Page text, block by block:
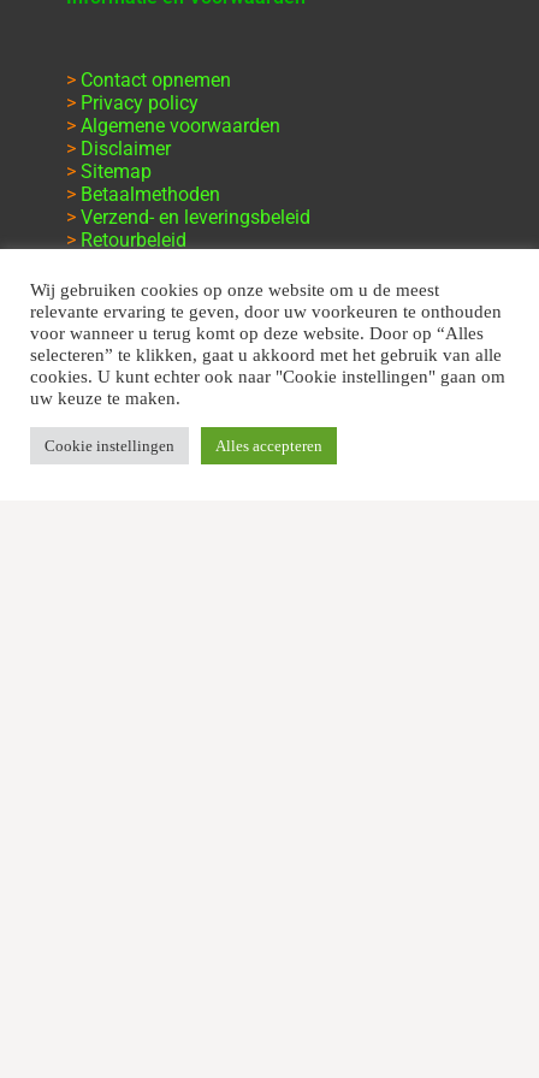
> Contact opnemen
> Privacy policy
> Algemene voorwaarden
> Disclaimer
> Sitemap
> Betaalmethoden
> Verzend- en leveringsbeleid
> Retourbeleid
Wij gebruiken cookies op onze website om u de meest
relevante ervaring te geven, door uw voorkeuren te onthouden
voor wanneer u terug komt op deze website. Door op “Alles
selecteren” te klikken, gaat u akkoord met het gebruik van alle
cookies. U kunt echter ook naar "Cookie instellingen" gaan om
uw keuze te maken.
Cookie instellingen Alles accepteren